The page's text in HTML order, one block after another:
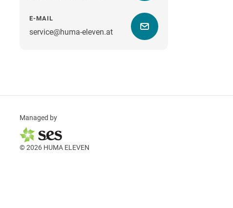
E-MAIL
service@huma-eleven.at
Managed by
© 2026 HUMA ELEVEN